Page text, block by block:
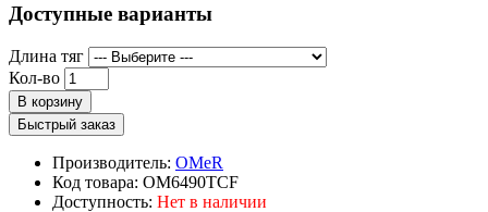
Доступные варианты
Длина тяг
Кол-во
В корзину
Быстрый заказ
Производитель: OMeR
Код товара: OM6490TCF
Доступность: Нет в наличии